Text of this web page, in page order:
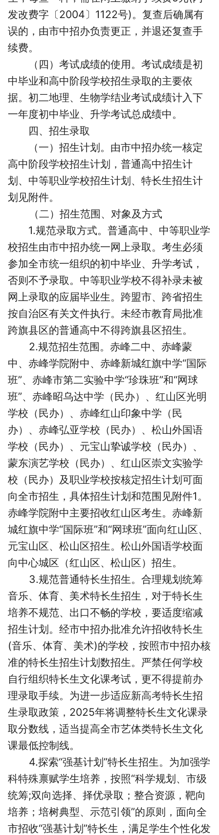
发改费字〔2004〕1122号)。复查后确属有
误的，由市中招办负责更正，并退还复查手
续费。
（四）考试成绩的使用。 考试成绩是初
中毕业和高中阶段学校招生录取的主要依
据。初二地理、生物学结业考试成绩计入下
一年度初中毕业、升学考试总成绩中。
四、招生录取
（一）招生计划。 由市中招办统一核定
高中阶段学校招生计划，普通高中招生计
划、中等职业学校招生计划、特长生招生计
划见附件。
（二）招生范围、对象及方式
1.规范录取方式。普通高中、中等职业学
校招生由市中招办统一网上录取。考生必须
参加全市统一组织的初中毕业、升学考试，
否则不予录取。中等职业学校不得补录未被
网上录取的应届毕业生。跨盟市、跨省招生
按自治区有关文件执行。未经市教育局批准
跨旗县区的普通高中不得跨旗县区招生。
2.规范招生范围。赤峰二中、赤峰蒙
中、赤峰学院附中、 赤峰新城红旗中学“国际
班”、赤峰市第二实验中学“珍珠班”和“网球
班”、赤峰昭乌达中学（民办）、红山区光明
学校（民办）、赤峰红山印象中学（民
办）、赤峰弘亚学校（民办）、松山外国语
学校（民办）、元宝山挚诚学校（民办）、
蒙东演艺学校（民办）、红山区崇文实验学
校（民办）及职业学校按核定招生计划可面
向全市招生，具体招生计划和范围见附件1。
赤峰学院附中主要招收红山区考生。赤峰新
城红旗中学“国际班”和“网球班”面向红山区、
元宝山区、松山区招生。松山外国语学校面
向中心城区（红山区、松山区）招生。
3.规范普通特长生招生。合理规划统筹
音乐、体育、美术特长生招生，对于特长生
培养不规范、出口不畅的学校，要适度缩减
招生计划。经市中招办批准允许招收特长生
(音乐、体育、美术)的学校，按照市中招办核
准的特长生招生计划数招生。严禁任何学校
自行组织特长生文化课考试，更不得提前办
理录取手续。为进一步适应新高考特长生招
生录取政策，2025年将调整特长生文化课录
取分数线，适当提高全市艺体类特长生文化
课最低控制线。
4.探索“强基计划”特长生招生。为加强学
科特殊禀赋学生培养，按照“科学规划、市级
统筹;双向选择、择优录取；整合资源，靶向
培养；培树典型、示范引领”的原则，面向全
市招收“强基计划”特长生，满足学生个性化发